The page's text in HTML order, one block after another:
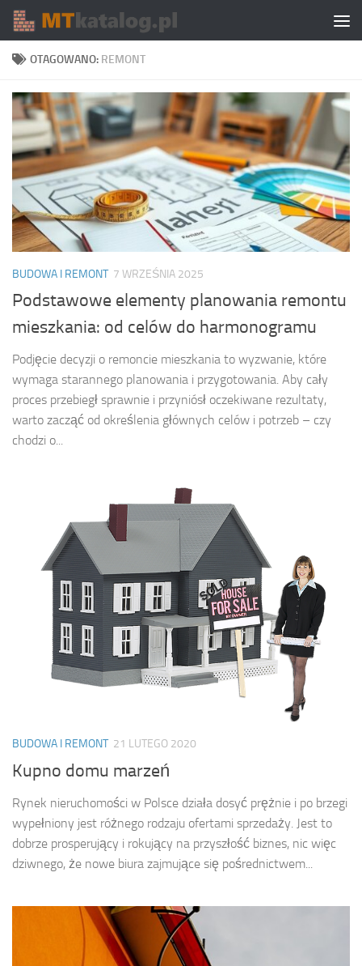
Skip to content
OTAGOWANO: REMONT
BUDOWA I REMONT 7 WRZEŚNIA 2025
Podstawowe elementy planowania remontu
mieszkania: od celów do harmonogramu
Podjęcie decyzji o remoncie mieszkania to wyzwanie, które
wymaga starannego planowania i przygotowania. Aby cały
proces przebiegł sprawnie i przyniósł oczekiwane rezultaty,
warto zacząć od określenia głównych celów i potrzeb – czy
chodzi o...
BUDOWA I REMONT 21 LUTEGO 2020
Kupno domu marzeń
Rynek nieruchomości w Polsce działa dosyć prężnie i po brzegi
wypełniony jest różnego rodzaju ofertami sprzedaży. Jest to
dobrze prosperujący i rokujący na przyszłość biznes, nic więc
dziwnego, że nowe biura zajmujące się pośrednictwem...